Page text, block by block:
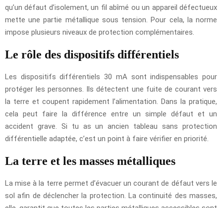
qu’un défaut d’isolement, un fil abîmé ou un appareil défectueux
mette une partie métallique sous tension. Pour cela, la norme
impose plusieurs niveaux de protection complémentaires.
Le rôle des dispositifs différentiels
Les dispositifs différentiels 30 mA sont indispensables pour
protéger les personnes. Ils détectent une fuite de courant vers
la terre et coupent rapidement l’alimentation. Dans la pratique,
cela peut faire la différence entre un simple défaut et un
accident grave. Si tu as un ancien tableau sans protection
différentielle adaptée, c’est un point à faire vérifier en priorité.
La terre et les masses métalliques
La mise à la terre permet d’évacuer un courant de défaut vers le
sol afin de déclencher la protection. La continuité des masses,